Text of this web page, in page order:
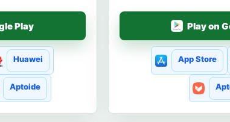
Play
Huawei
Aptoide
Play on
App Store